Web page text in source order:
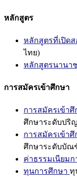
หลักสูตร
หลักสูตรที่เปิด
ไทย)
หลักสูตรนานา
การสมัครเข้าศึกษา
การสมัครเข้า
ศึกษาระดับป
การสมัครเข้า
ศึกษาระดับบัณ
ค่าธรรมเนียมก
ทุนการศึกษา ทุ